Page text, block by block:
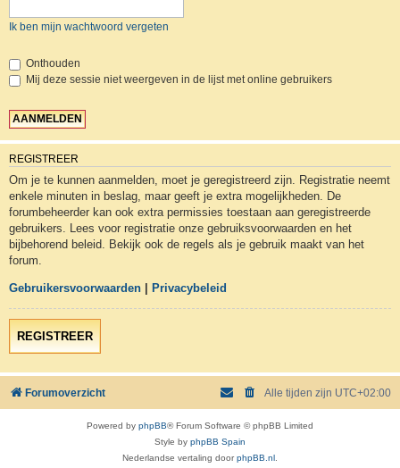
Ik ben mijn wachtwoord vergeten
Onthouden
Mij deze sessie niet weergeven in de lijst met online gebruikers
REGISTREER
Om je te kunnen aanmelden, moet je geregistreerd zijn. Registratie neemt
enkele minuten in beslag, maar geeft je extra mogelijkheden. De
forumbeheerder kan ook extra permissies toestaan aan geregistreerde
gebruikers. Lees voor registratie onze gebruiksvoorwaarden en het
bijbehorend beleid. Bekijk ook de regels als je gebruik maakt van het
forum.
Gebruikersvoorwaarden Privacybeleid
REGISTREER
Forumoverzicht Alle tijden zijn UTC+02:00
Powered by phpBB® Forum Software © phpBB Limited
Style by phpBB Spain
Nederlandse vertaling doorphpBB.nl .